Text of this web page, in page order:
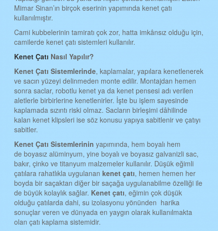
RİZE KENET ÇATI
SAMSUN KENET ÇATI
SİİRT KENET ÇATI
SİNOP KENET ÇATI
SİVAS KENET ÇATI
TEKİRDAĞ KENET ÇATI
TOKAT KENET ÇATI
TRABZON KENET ÇATI
ŞANLIURFA KENET ÇATI
TUNCELİ KENET ÇATI
UŞAK KENET ÇATI
VAN KENET ÇATI
Mimar Sinan’ın birçok eserinin yapımında kenet çatı
kullanılmıştır.
Cami kubbelerinin tamiratı çok zor, hatta imkânsız olduğu için,
camilerde kenet çatı sistemleri kullanılır.
Kenet Çatı Nasıl Yapılır?
KenetÇatıSistemlerinde, kaplamalar, yapılara kenetlenerek
ve sacın yüzeyi delinmeden monte edilir. Montajdan hemen
sonra saclar, robotlu kenet ya da kenet pensesi adı verilen
aletlerle birbirlerine kenetlenirler. İşte bu işlem sayesinde
kaplamada sızıntı riski olmaz. Sacların birleşimi dâhilinde
kalan kenet klipsleri ise söz konusu yapıya sabitlenir ve çatıyı
sabitler.
KenetÇatıSistemlerininyapımında, hem boyalı hem
de boyasız alüminyum, yine boyalı ve boyasız galvanizli sac,
bakır, çinko ve titanyum malzemeler kullanılır. Düşük eğimli
çatılara rahatlıkla uygulanankenet çatı, hemen hemen her
boyda bir saçaktan diğer bir saçağa uygulanabilme özelliği ile
de büyük kolaylık sağlar. Kenet çatı, eğimin çok düşük
olduğu çatılarda dahi, su izolasyonu yönünden harika
sonuçlar veren ve dünyada en yaygın olarak kullanılmakta
olan çatı kaplama sistemidir.